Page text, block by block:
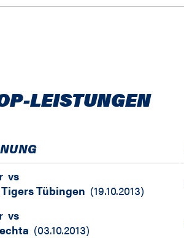
LEISTUNGEN
vs
Tigers Tübingen (19.10.2013)
vs
(03.10.2013)